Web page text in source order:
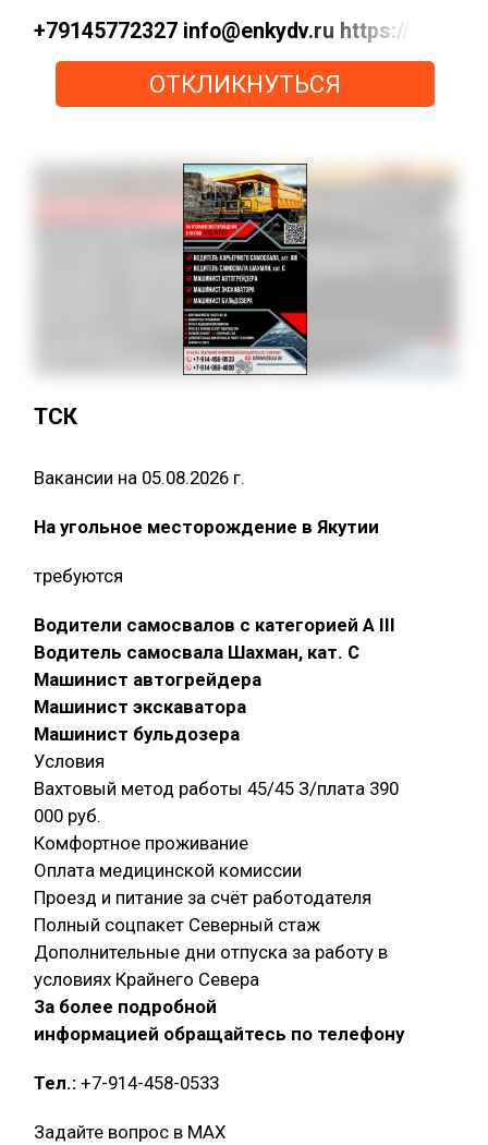
+79145772327 info@enkydv.ru https://
ОТКЛИКНУТЬСЯ
ТСК
Вакансии на 05.08.2026 г.
На угольное месторождение в Якутии
требуются
Водители самосвалов с категорией A III
Водитель самосвала Шахман, кат. С
Машинист автогрейдера
Машинист экскаватора
Машинист бульдозера
Условия
Вахтовый метод работы 45/45 З/плата 390
000 руб.
Комфортное проживание
Оплата медицинской комиссии
Проезд и питание за счёт работодателя
Полный соцпакет Северный стаж
Дополнительные дни отпуска за работу в
условиях Крайнего Севера
За более подробной
информацией обращайтесь по телефону
Тел.: +7-914-458-0533
Задайте вопрос в MAX